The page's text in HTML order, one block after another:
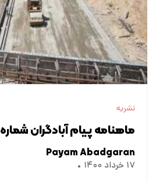
نشریه
ماهنامه پیام آبادگران شماره ۳۹۵
Payam Abadgaran
۱۷ خرداد ۱۴۰۰